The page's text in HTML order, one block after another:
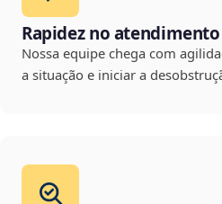
Rapidez no atendimento
Nossa equipe chega com
a situação e iniciar a